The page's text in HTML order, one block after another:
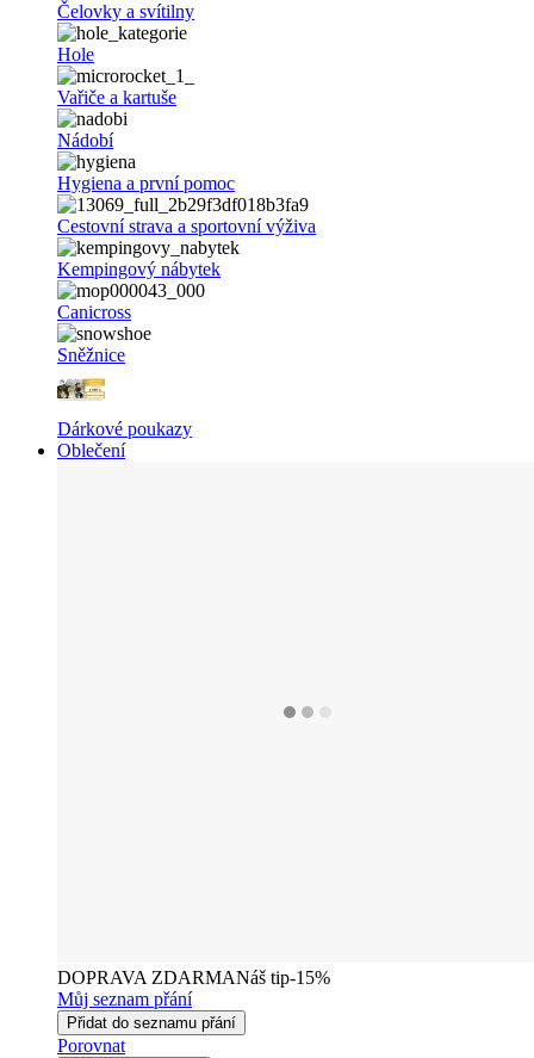
Čelovky a svítilny
Hole
Vařiče a kartuše
Nádobí
Hygiena a první pomoc
Cestovní strava a sportovní výživa
Kempingový nábytek
Canicross
Sněžnice
Dárkové poukazy
Oblečení
DOPRAVA ZDARMANáš tip-15%
Můj seznam přání
Přidat do seznamu přání
Porovnat